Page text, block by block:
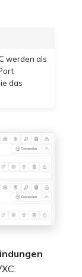
werden als
das